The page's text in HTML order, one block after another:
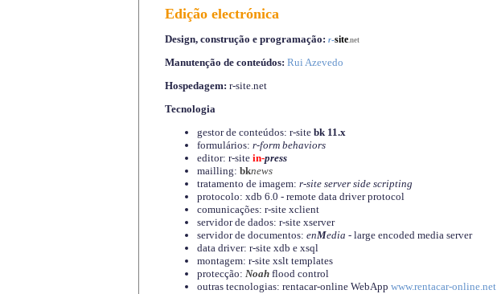
Edição electrónica
Design, construção e programação: r-site.net
Manutenção de conteúdos: Rui Azevedo
Hospedagem: r-site.net
Tecnologia
gestor de conteúdos: r-site bk 11.x
formulários: r-form behaviors
editor: r-site in-press
mailling: bknews
tratamento de imagem: r-site server side scripting
protocolo: xdb 6.0 - remote data driver protocol
comunicações: r-site xclient
servidor de dados: r-site xserver
servidor de documentos: enMedia - large encoded media server
data driver: r-site xdb e xsql
montagem: r-site xslt templates
protecção: Noahflood control
outras tecnologias: rentacar-online WebApp www.rentacar-online.net